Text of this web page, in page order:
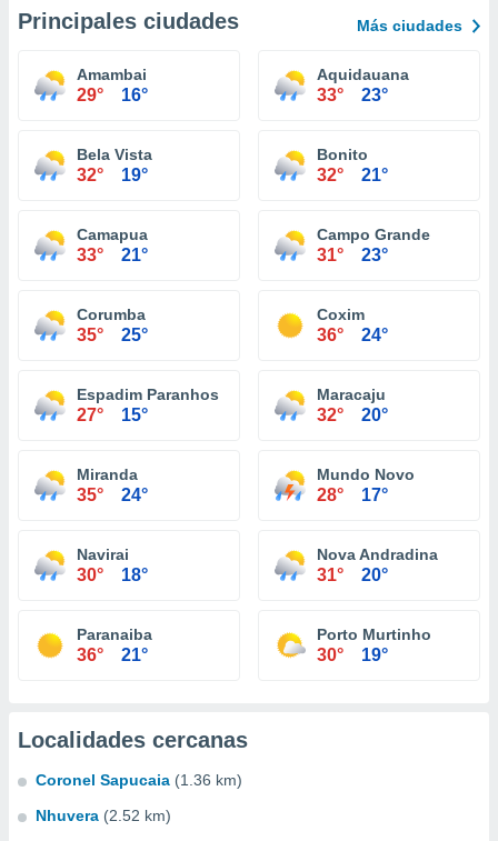
Principales ciudades Más ciudades
Amambai
29° 16°
Aquidauana
33° 23°
Bela Vista
32° 19°
Bonito
32° 21°
Camapua
33° 21°
Campo Grande
31° 23°
Corumba
35° 25°
Coxim
36° 24°
Espadim Paranhos
27° 15°
Maracaju
32° 20°
Miranda
35° 24°
Mundo Novo
28° 17°
Navirai
30° 18°
Nova Andradina
31° 20°
Paranaiba
36° 21°
Porto Murtinho
30° 19°
Localidades cercanas
Coronel Sapucaia (1.36 km)
Nhuvera (2.52 km)